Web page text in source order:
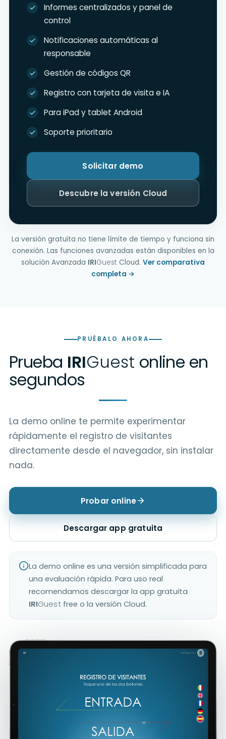
Informes centralizados y panel de
control
Notificaciones automáticas al
responsable
Gestión de códigos QR
Registro con tarjeta de visita e IA
Para iPad y tablet Android
Soporte prioritario
Solicitar demo
Descubre la versión Cloud
La versión gratuita no tiene límite de tiempo y funciona sin
conexión. Las funciones avanzadas están disponibles en la
solución Avanzada IRIGuest Cloud.Ver comparativa
completa →
PRUÉBALO AHORA
Prueba IRIGuest online en
segundos
La demo online te permite experimentar
rápidamente el registro de visitantes
directamente desde el navegador, sin instalar
nada.
Probar online
Descargar app gratuita
La demo online es una versión simplificada para
una evaluación rápida. Para uso real
recomendamos descargar la app gratuita
IRIGuest free o la versión Cloud.